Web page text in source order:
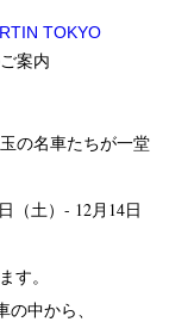
案内
の名車たちが一堂
（土）- 12月14日
す。
中から、